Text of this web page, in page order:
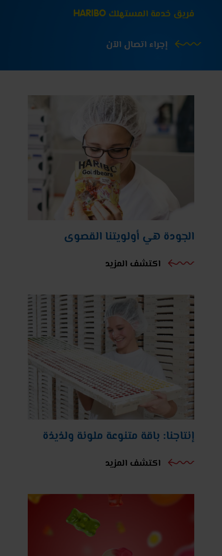
فريق خدمة المستهلك HARIBO
إجراء اتصال الآن
الجودة هي أولويتنا القصوى
اكتشف المزيد
إنتاجنا: باقة متنوعة ملونة ولذيذة
اكتشف المزيد